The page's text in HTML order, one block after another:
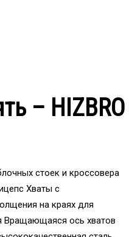
– HIZBRO
стоек и кроссовера
Хваты с
на краях для
Вращающаяся ось хватов